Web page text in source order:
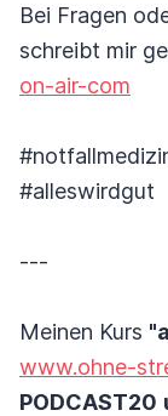
Bei Fragen
schreibt mir
on-air-com
#alleswirdgut
---
Meinen Kurs
www.ohne-
PODCAST20